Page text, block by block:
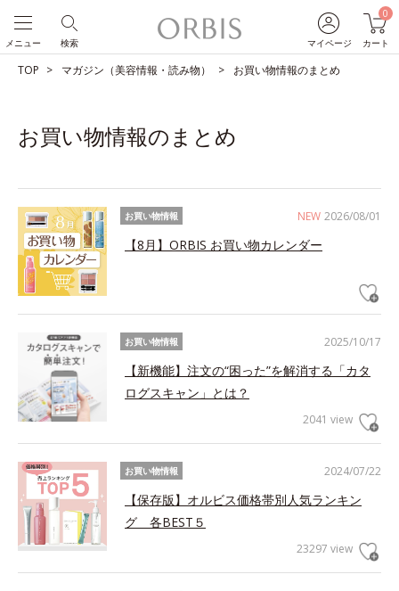
マイページ
0
カート
検索
メニュー
TOP マガジン（美容情報・読み物） お買い物情報のまとめ
お買い物情報のまとめ
NEW 2026/08/01
お買い物情報
【8月】ORBIS お買い物カレンダー
2025/10/17
お買い物情報
【新機能】注文の“困った”を解消する「カタ
ログスキャン」とは？
2041 view
2024/07/22
お買い物情報
【保存版】オルビス価格帯別人気ランキン
グ 各BEST５
23297 view